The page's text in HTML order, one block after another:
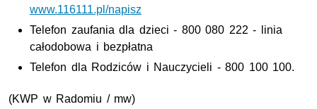
www.116111.pl/napisz
Telefon zaufania dla dzieci - 800 080 222 - linia
całodobowa i bezpłatna
Telefon dla Rodziców i Nauczycieli - 800 100 100.
(KWP w Radomiu / mw)